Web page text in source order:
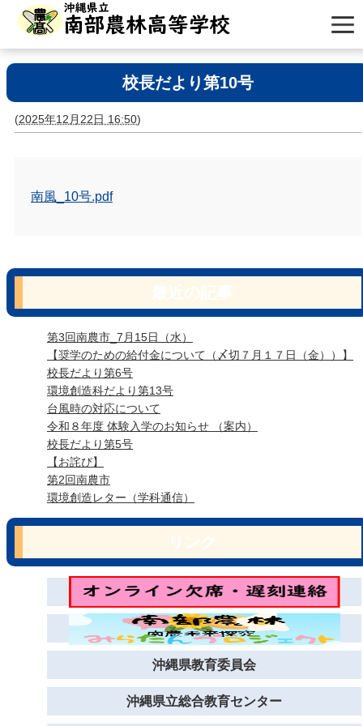
校長だより第10号
(2025年12月22日 16:50)
南風_10号.pdf
第3回南農市_7月15日（水）
【奨学のための給付金について（〆切７月１７日（金））】
校長だより第6号
環境創造科だより第13号
台風時の対応について
令和８年度 体験入学のお知らせ （案内）
校長だより第5号
【お詫び】
第2回南農市
環境創造レター（学科通信）
沖縄県教育委員会
沖縄県立総合教育センター